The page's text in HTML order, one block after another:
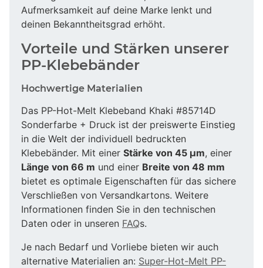
Aufmerksamkeit auf deine Marke lenkt und
deinen Bekanntheitsgrad erhöht.
Vorteile und Stärken unserer
PP-Klebebänder
Hochwertige Materialien
Das PP-Hot-Melt Klebeband Khaki #85714D
Sonderfarbe + Druck ist der preiswerte Einstieg
in die Welt der individuell bedruckten
Klebebänder. Mit einer Stärke von 45 µm, einer
Länge von 66 m und einer Breite von 48 mm
bietet es optimale Eigenschaften für das sichere
Verschließen von Versandkartons. Weitere
Informationen finden Sie in den technischen
Daten oder in unseren FAQs.
Je nach Bedarf und Vorliebe bieten wir auch
alternative Materialien an: Super-Hot-Melt PP-